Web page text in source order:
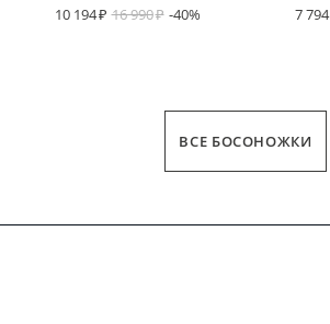
10 194
16 990 -40%
7 794
ВСЕ БОСОНОЖКИ